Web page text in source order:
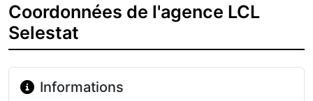
Coordonnées de l'agence LCL
Selestat
Informations